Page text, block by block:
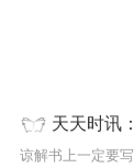
天天时讯：警